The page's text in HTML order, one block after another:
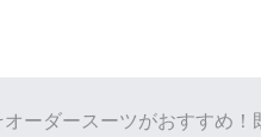
オーダースーツがおすすめ